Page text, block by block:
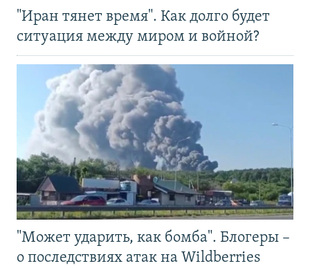
"Иран тянет время". Как долго будет
ситуация между миром и войной?
"Может ударить, как бомба". Блогеры –
о последствиях атак на Wildberries